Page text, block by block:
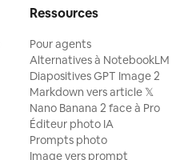
Ressources
Pour agents
Alternatives à NotebookLM
Diapositives GPT Image 2
Markdown vers article 𝕏
Nano Banana 2 face à Pro
Éditeur photo IA
Prompts photo
Image vers prompt